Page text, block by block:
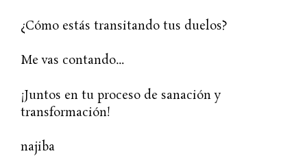
¿Cómo estás transitando tus duelos?
Me vas contando…
¡Juntos en tu proceso de sanación y
transformación!
najiba